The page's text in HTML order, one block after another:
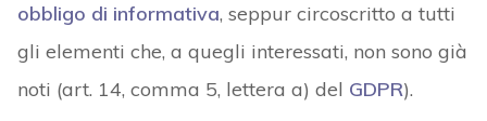
obbligo di informativa, seppur circoscritto a tutti
gli elementi che, a quegli interessati, non sono già
noti (art. 14, comma 5, lettera a) del GDPR).